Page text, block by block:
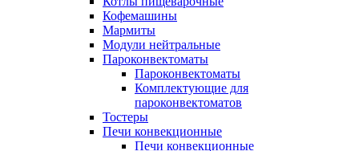
Кофемашины
Мармиты
Модули нейтральные
Пароконвектоматы
Пароконвектоматы
Комплектующие для
пароконвектоматов
Тостеры
Печи конвекционные
Печи конвекционные